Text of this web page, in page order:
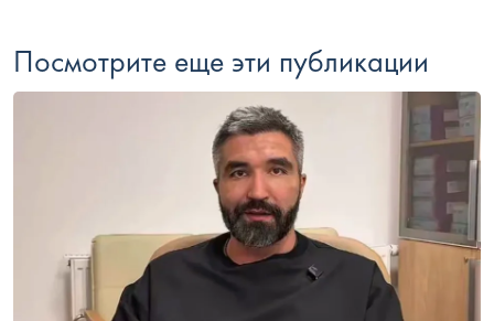
Посмотрите еще эти публикации